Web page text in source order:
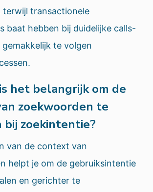
terwijl transactionele
baat hebben bij duidelijke calls-
te volgen
het belangrijk om de
zoekwoorden te
bij zoekintentie?
van de context van
helpt je om de gebruiksintentie
en gerichter te